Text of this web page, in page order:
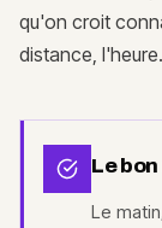
qu'on croit
distance,
Le
Le